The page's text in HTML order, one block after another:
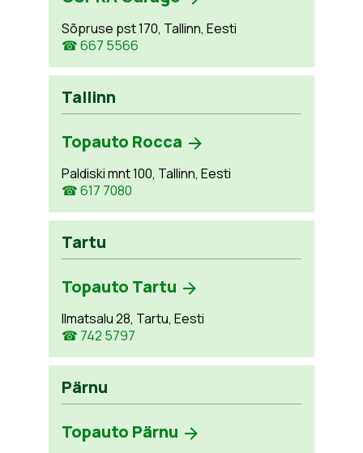
Sõpruse pst 170, Tallinn, Eesti
☎ 667 5566
Tallinn
Topauto Rocca
Paldiski mnt 100, Tallinn, Eesti
☎ 617 7080
Tartu
Topauto Tartu
Ilmatsalu 28, Tartu, Eesti
☎ 742 5797
Pärnu
Topauto Pärnu